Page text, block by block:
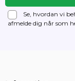
Se, hvordan vi
afmelde dig når som